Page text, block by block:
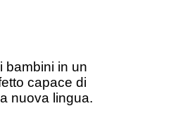
bambini in un
capace di
nuova lingua.